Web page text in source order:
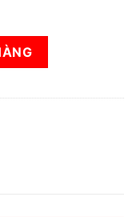
Mhz số lượng